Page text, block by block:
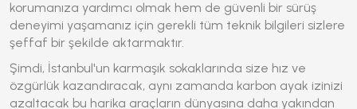
korumanıza yardımcı olmak hem de güvenli bir sürüş
deneyimi yaşamanız için gerekli tüm teknik bilgileri sizlere
şeffaf bir şekilde aktarmaktır.
Şimdi, İstanbul'un karmaşık sokaklarında size hız ve
özgürlük kazandıracak, aynı zamanda karbon ayak izinizi
azaltacak bu harika araçların dünyasına daha yakından